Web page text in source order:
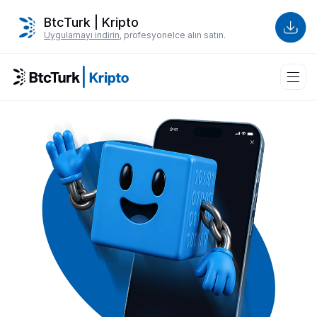
BtcTurk | Kripto
Uygulamayı indirin, profesyonelce alın satın.